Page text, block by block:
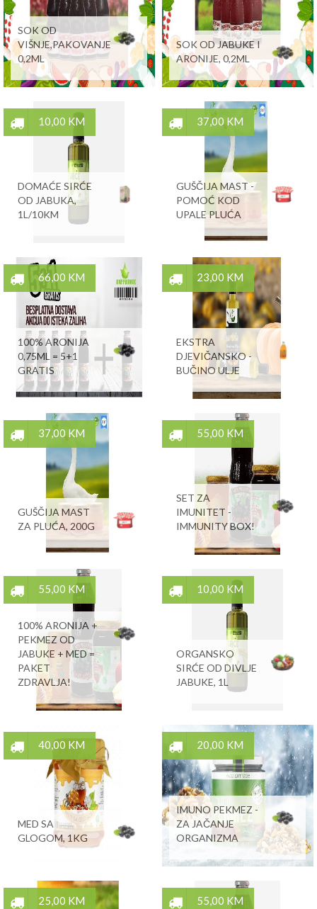
SOK OD
VIŠNJE,PAKOVANJE
0,2ML
SOK OD JABUKE I
ARONIJE, 0,2ML
10,00 KM
DOMAĆE SIRĆE
OD JABUKA,
1L/10KM
37,00 KM
GUŠČIJA MAST -
POMOĆ KOD
UPALE PLUĆA
66,00 KM
100% ARONIJA
0,75ML = 5+1
GRATIS
23,00 KM
EKSTRA
DJEVIČANSKO -
BUČINO ULJE
37,00 KM
GUŠČIJA MAST
ZA PLUĆA, 200G
55,00 KM
SET ZA
IMUNITET -
IMMUNITY BOX!
55,00 KM
100% ARONIJA +
PEKMEZ OD
JABUKE + MED =
PAKET
ZDRAVLJA!
10,00 KM
ORGANSKO
SIRĆE OD DIVLJE
JABUKE, 1L
40,00 KM
MED SA
GLOGOM, 1KG
20,00 KM
IMUNO PEKMEZ -
ZA JAČANJE
ORGANIZMA
25,00 KM 55,00 KM